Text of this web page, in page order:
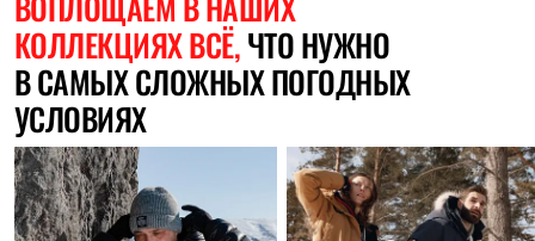
Брюки
Жилеты
Утепленная синтетикой
Куртки
Брюки
Штормовая одежда
Куртки
Софтшелл одежда
Куртки
Брюки
Лёгкая одежда
КОЛЛЕКЦИЯХ ВСЁ,ЧТО НУЖНО
В САМЫХ СЛОЖНЫХ ПОГОДНЫХ
УСЛОВИЯХ